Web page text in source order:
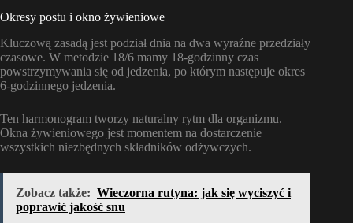
Okresy postu i okno żywieniowe
Kluczową zasadą jest podział dnia na dwa wyraźne przedziały
czasowe. W metodzie 18/6 mamy 18-godzinny czas
powstrzymywania się od jedzenia, po którym następuje okres
6-godzinnego jedzenia.
Ten harmonogram tworzy naturalny rytm dla organizmu.
Okna żywieniowego jest momentem na dostarczenie
wszystkich niezbędnych składników odżywczych.
Zobacz także: Wieczorna rutyna: jak się wyciszyć i
poprawić jakość snu